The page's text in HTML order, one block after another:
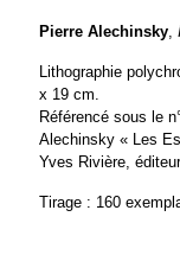
Pierre Alechinsky
Lithographie
x 19 cm.
Référencé sous le
Alechinsky « Les
Yves Rivière,
Tirage : 160